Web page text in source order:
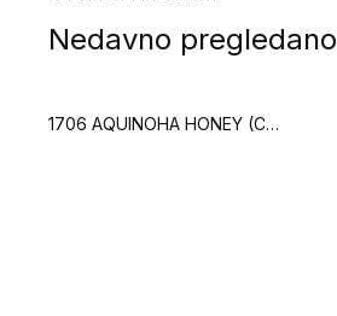
Nedavno pregledano
1706 AQUINOHA HONEY (Creation 55 Clic)